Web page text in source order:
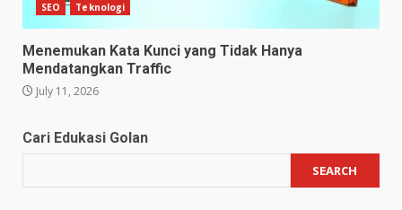
SEO Teknologi
Menemukan Kata Kunci yang Tidak Hanya
Mendatangkan Traffic
July 11, 2026
Cari Edukasi Golan
SEARCH